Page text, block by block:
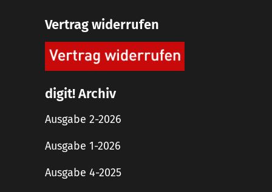
Vertrag widerrufen
digit! Archiv
Ausgabe 2-2026
Ausgabe 1-2026
Ausgabe 4-2025